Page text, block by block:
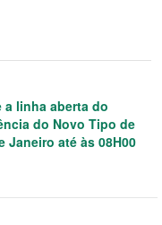
linha aberta do
do Novo Tipo de
Janeiro até às 08H00